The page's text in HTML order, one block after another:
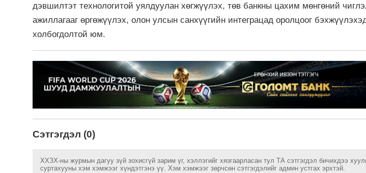
дэвшилтэт технологитой уялдуулан хөгжүүлэх, төв банкны цахим мөнгөний
ажиллагааг өргөжүүлэх, олон улсын санхүүгийн интеграцад оролцоог
холбогдолтой юм.
Сэтгэгдэл (0)
ХХЗХ-ны журмын дагуу зүй зохисгүй зарим үг, хэллэгийг хязгаарласан тул ТА сэтгэгдэл бичихдээ
суртахууны хэм хэмжээг хүндэтгэнэ үү. Хэм хэмжээг зөрчсөн сэтгэгдэлийг админ устгах эрхтэй.